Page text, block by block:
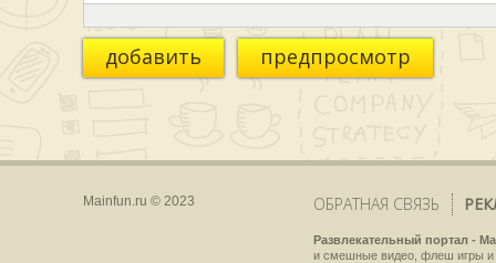
добавить предпросмотр
Mainfun.ru © 2023 ОБРАТНАЯ СВЯЗЬ
Развлекательный портал -
и смешные видео, флеш игры и